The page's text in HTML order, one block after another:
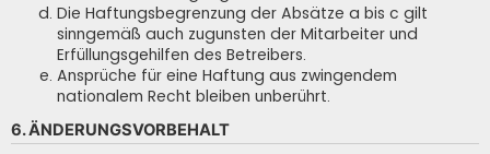
Die Haftungsbegrenzung der Absätze a bis c gilt
sinngemäß auch zugunsten der Mitarbeiter und
Erfüllungsgehilfen des Betreibers.
Ansprüche für eine Haftung aus zwingendem
nationalem Recht bleiben unberührt.
6. ÄNDERUNGSVORBEHALT